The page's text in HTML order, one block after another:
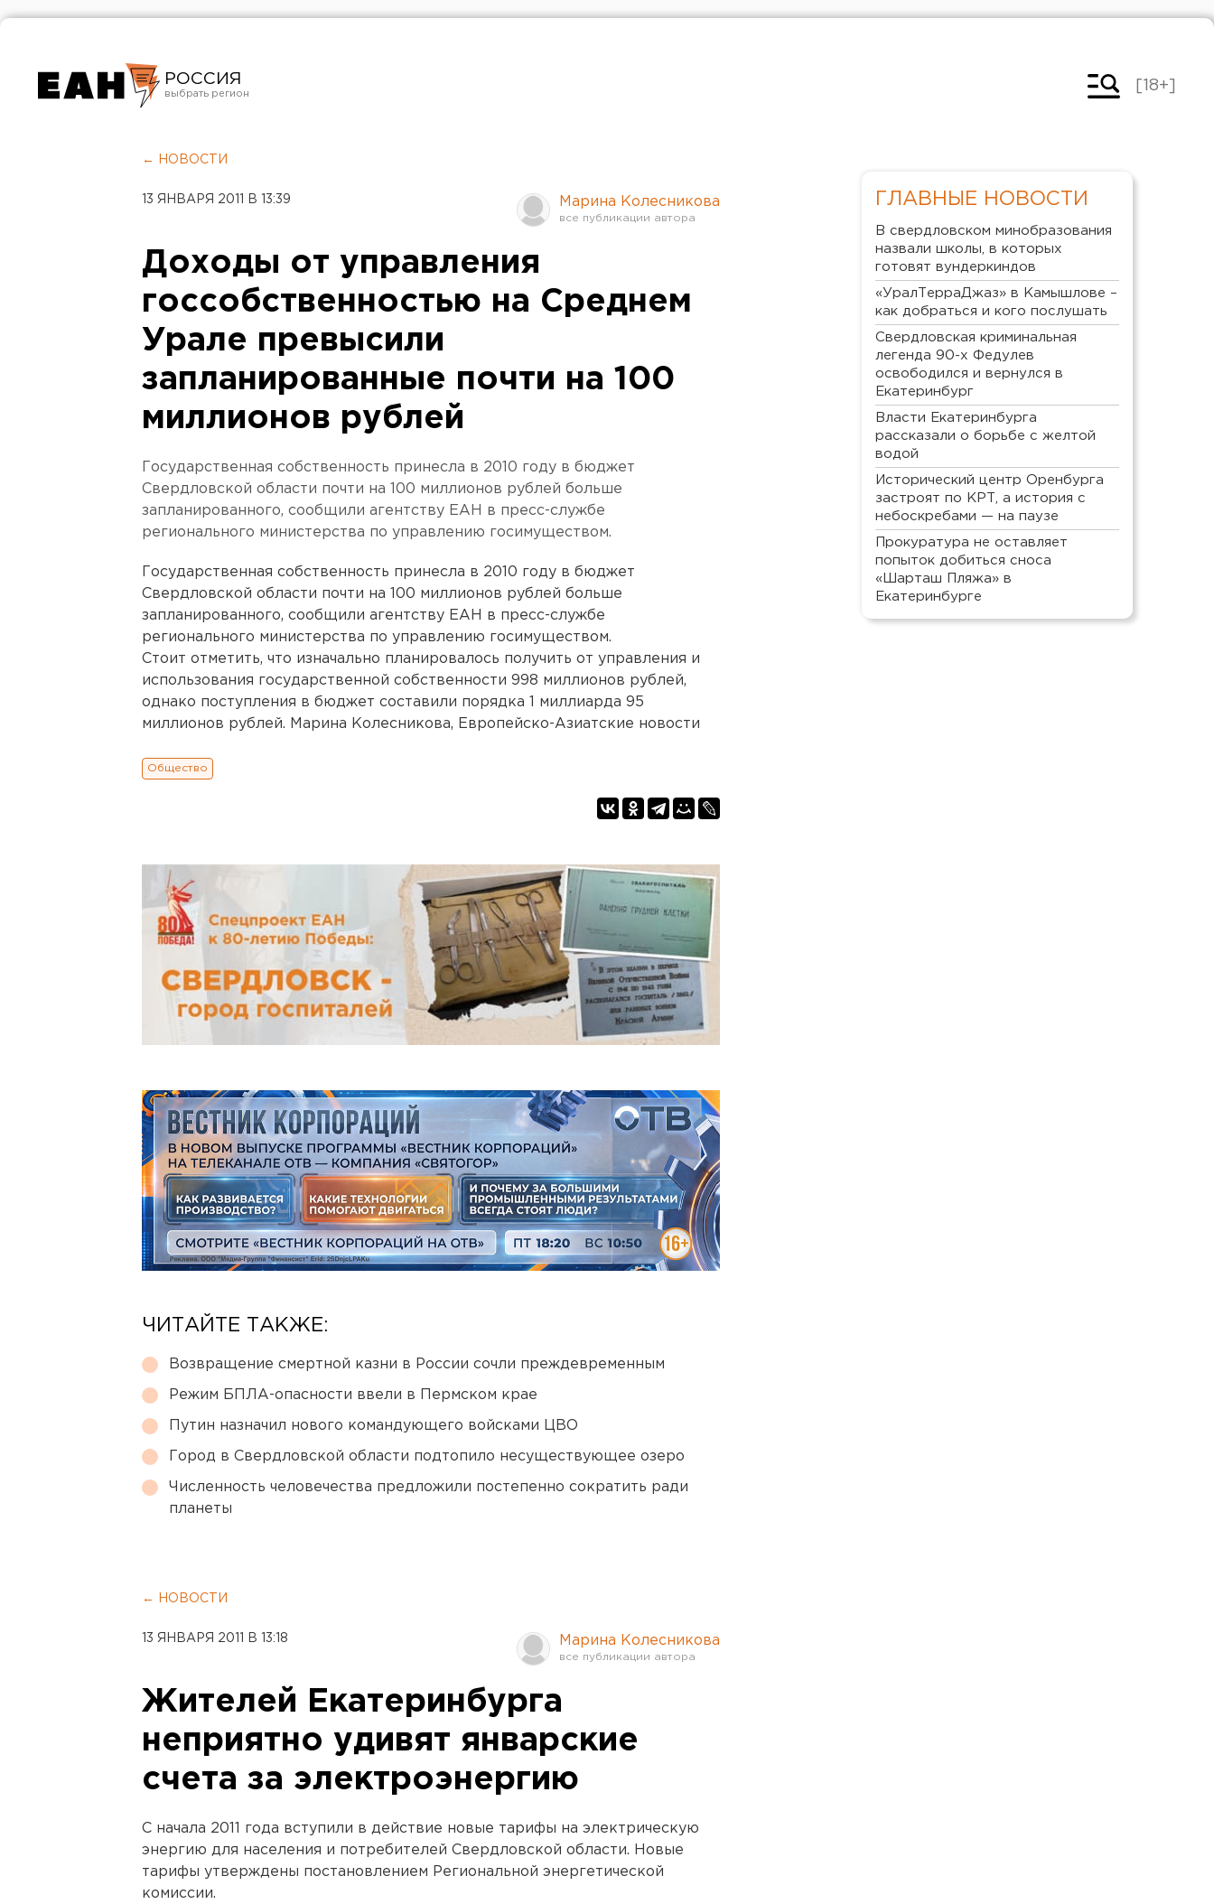
РОССИЯ
Челябинск
[18+]
← НОВОСТИ
13 ЯНВАРЯ 2011 В 13:39 Марина Колесникова
Доходы от управления
госсобственностью на Среднем
Урале превысили
запланированные почти на 100
миллионов рублей
Государственная собственность принесла в 2010 году в бюджет
Свердловской области почти на 100 миллионов рублей больше
запланированного, сообщили агентству ЕАН в пресс-службе
регионального министерства по управлению госимуществом.
Государственная собственность принесла в 2010 году в бюджет
Свердловской области почти на 100 миллионов рублей больше
запланированного, сообщили агентству ЕАН в пресс-службе
регионального министерства по управлению госимуществом.
Стоит отметить, что изначально планировалось получить от управления и
использования государственной собственности 998 миллионов рублей,
однако поступления в бюджет составили порядка 1 миллиарда 95
миллионов рублей. Марина Колесникова, Европейско-Азиатские новости
Общество
ЧИТАЙТЕ ТАКЖЕ:
Возвращение смертной казни в России сочли преждевременным
Режим БПЛА-опасности ввели в Пермском крае
Путин назначил нового командующего войсками ЦВО
Город в Свердловской области подтопило несуществующее озеро
Численность человечества предложили постепенно сократить ради
планеты
← НОВОСТИ
13 ЯНВАРЯ 2011 В 13:18 Марина Колесникова
Жителей Екатеринбурга
неприятно удивят январские
счета за электроэнергию
С начала 2011 года вступили в действие новые тарифы на электрическую
энергию для населения и потребителей Свердловской области. Новые
тарифы утверждены постановлением Региональной энергетической
комиссии.
ГЛАВНЫЕ НОВОСТИ
В свердловском минобразования
назвали школы, в которых
готовят вундеркиндов
«УралТерраДжаз» в Камышлове –
как добраться и кого послушать
Свердловская криминальная
легенда 90-х Федулев
освободился и вернулся в
Екатеринбург
Власти Екатеринбурга
рассказали о борьбе с желтой
водой
Исторический центр Оренбурга
застроят по КРТ, а история с
небоскребами — на паузе
Прокуратура не оставляет
попыток добиться сноса
«Шарташ Пляжа» в
Екатеринбурге